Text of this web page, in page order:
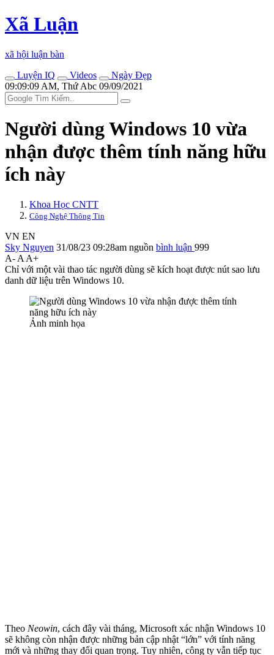
Xã Luận
xã hội luận bàn
Luyện IQ
Videos
Ngày Đẹp
09:09:09 AM, Thứ Abc 09/09/2021
Người dùng Windows 10 vừa
nhận được thêm tính năng hữu
ích này
Khoa Học CNTT
Công Nghệ Thông Tin
VN EN
Sky Nguyen 31/08/23 09:28am nguồn bình luận 999
A- A A+
Chỉ với một vài thao tác người dùng sẽ kích hoạt được nút sao lưu
danh dữ liệu trên Windows 10.
Ảnh minh họa
Theo Neowin, cách đây vài tháng, Microsoft xác nhận Windows 10
sẽ không còn nhận được những bản cập nhật “lớn” với tính năng
mới và những thay đổi quan trọng. Tuy nhiên, công ty vẫn tiếp tục